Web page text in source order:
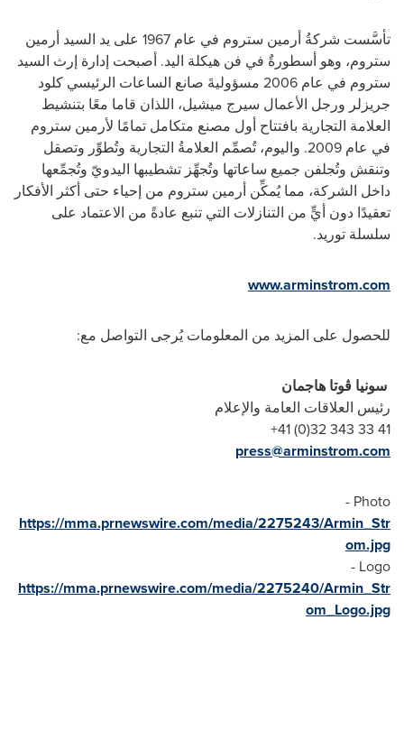
تأسَّست شركةُ أرمين ستروم في عام 1967 على يد السيد أرمين
ستروم، وهو أسطورةٌ في فن هيكلة اليد. أصبحت إدارة إرث السيد
ستروم في عام 2006 مسؤوليةَ صانع الساعات الرئيسي كلود
جريزلر ورجل الأعمال سيرج ميشيل، اللذان قاما معًا بتنشيط
العلامة التجارية بافتتاح أول مصنع متكامل تمامًا لأرمين ستروم
في عام 2009.
واليوم، تُصمِّم العلامةُ التجارية وتُطوِّر وتصقل
وتنقش وتُجلفن جميع ساعاتها وتُجهِّز تشطيبها اليدويّ وتُجمِّعها
داخل الشركة، مما يُمكِّن أرمين ستروم من إحياء حتى أكثر الأفكار
تعقيدًا دون أيٍّ من التنازلات التي تنبع عادةً من الاعتماد على
سلسلة توريد.
www.arminstrom.com
للحصول على المزيد من المعلومات يُرجى التواصل مع:
سونيا ڤوتا هاجمان
رئيس العلاقات العامة والإعلام
41 33 343 32(0) 41+
press@arminstrom.com
Photo -
https://mma.prnewswire.com/media/2275243/Armin_Str
om.jpg
Logo -
https://mma.prnewswire.com/media/2275240/Armin_Str
om_Logo.jpg